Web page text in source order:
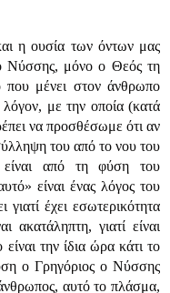
η ουσία των όντων μας
ο Νύσσης, μόνο ο Θεός τη
που μένει στον άνθρωπο
λόγον, με την οποία (κατά
να προσθέσωμε ότι αν
σύλληψη του από το νου του
από τη φύση του
είναι ένας λόγος του
έχει εσωτερικότητα
ακατάληπτη, γιατί είναι
την ίδια ώρα κάτι το
ο Γρηγόριος ο Νύσσης
αυτό το πλάσμα,